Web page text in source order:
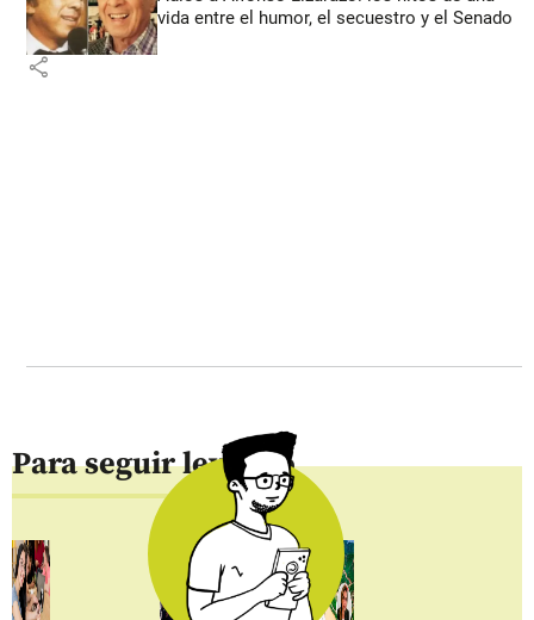
vida entre el humor, el secuestro y el Senado
share
Para seguir leyendo